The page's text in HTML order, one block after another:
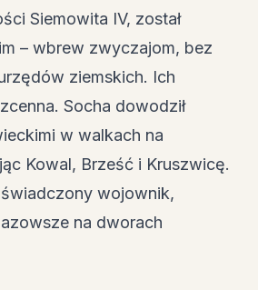
Siemowita IV, został
– wbrew zwyczajom, bez
ziemskich. Ich
Socha dowodził
w walkach na
Kowal, Brześć i Kruszwicę.
wojownik,
na dworach